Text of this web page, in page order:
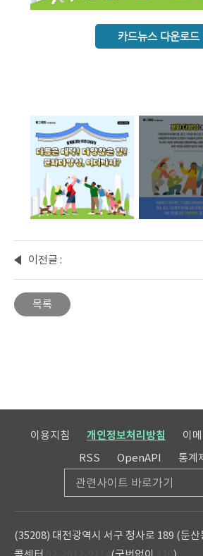
카드뉴스 다운로드
이전글 :
2025-
08화 :
숫자로
목록
이용지침 개인정보처리방침
이
RSS
OpenAPI 통계
관련사이트 바로가기
(35208) 대전광역시 서구 청사로 189 (둔